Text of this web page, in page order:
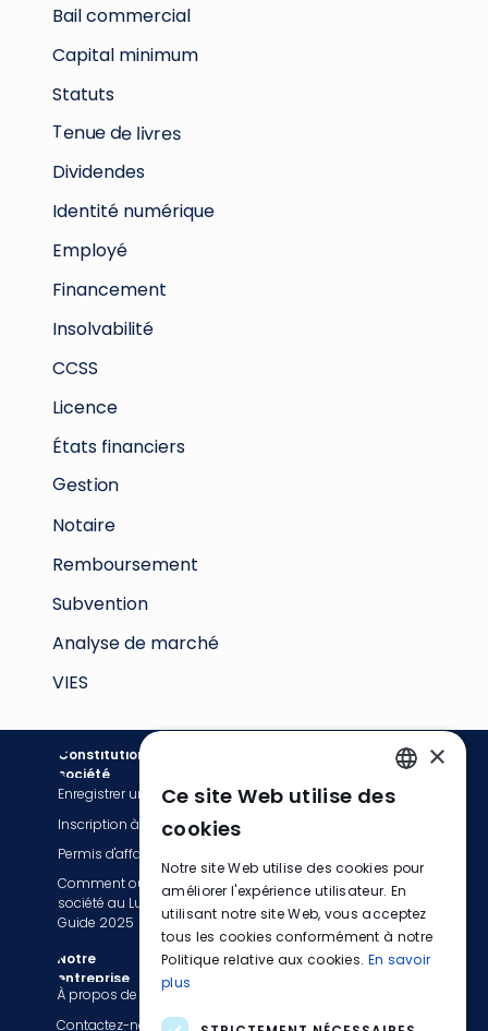
Tenue de livres
Dividendes
Identité numérique
Statuts
Financement
Capital minimum
Bail commercial
Licence
États financiers
CCSS
Insolvabilité
VIES
Analyse de marché
Subvention
Remboursement
Notaire
Gestion
Employé
Constitution de
société
Notre
entreprise
Passez à EasyBiz
Services de facturation
Déclaration fiscale et TVA
Services de paie
Contactez-nous
À propos de nous
Enregistrer une société
Inscription à la TVA
Permis d'affaires
Comment ouvrir une
société au Luxembourg :
Guide 2025
ENGLISH
GERMAN
×
Ce site Web utilise des
cookies
Notre site Web utilise des cookies pour
améliorer l'expérience utilisateur. En
utilisant notre site Web, vous acceptez
tous les cookies conformément à notre
Politique relative aux cookies. En savoir
plus